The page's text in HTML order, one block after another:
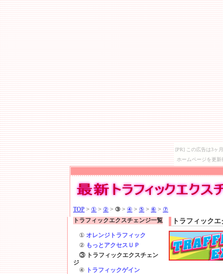
[PR] この広告は3ヶ
ホームページを更
TOP > ① > ② > ③ > ④ > ⑤ > ⑥ > ⑦
トラフィックエクスチェンジ一覧
① オレンジトラフィック
② もっとアクセスＵＰ
③ トラフィックエクスチェン
ジ
④
トラフィックゲイン
トラフィック